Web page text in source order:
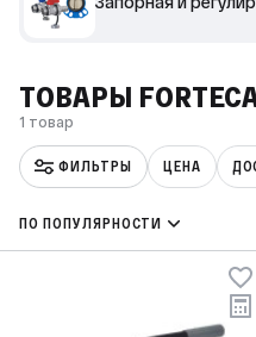
ТОВАРЫ
1 товар
ФИЛЬТРЫ ЦЕНА
ПО ПОПУЛЯРНОСТИ